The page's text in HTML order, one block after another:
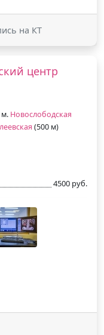
на КТ
центр
Новослободская
(500 м)
4500 руб.